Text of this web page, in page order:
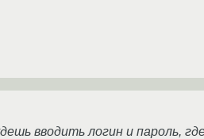
вводить логин и пароль,